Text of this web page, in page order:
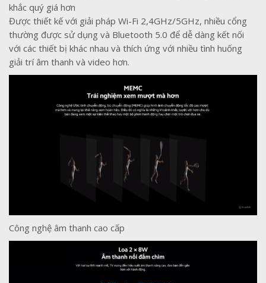
khắc quý giá hơn
Được thiết kế với giải pháp Wi-Fi 2,4GHz/5GHz, nhiều cổng
thường được sử dụng và Bluetooth 5.0 để dễ dàng kết nối
với các thiết bị khác nhau và thích ứng với nhiều tình huống
giải trí âm thanh và video hơn.
Công nghệ âm thanh cao cấp